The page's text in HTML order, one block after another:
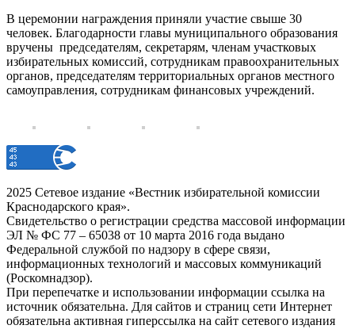
В церемонии награждения приняли участие свыше 30
человек. Благодарности главы муниципального образования
вручены председателям, секретарям, членам участковых
избирательных комиссий, сотрудникам правоохранительных
органов, председателям территориальных органов местного
самоуправления, сотрудникам финансовых учреждений.
2025 Сетевое издание «Вестник избирательной комиссии
Краснодарского края».
Свидетельство о регистрации средства массовой информации
ЭЛ № ФС 77 – 65038 от 10 марта 2016 года выдано
Федеральной службой по надзору в сфере связи,
информационных технологий и массовых коммуникаций
(Роскомнадзор).
При перепечатке и использовании информации ссылка на
источник обязательна. Для сайтов и страниц сети Интернет
обязательна активная гиперссылка на сайт сетевого издания